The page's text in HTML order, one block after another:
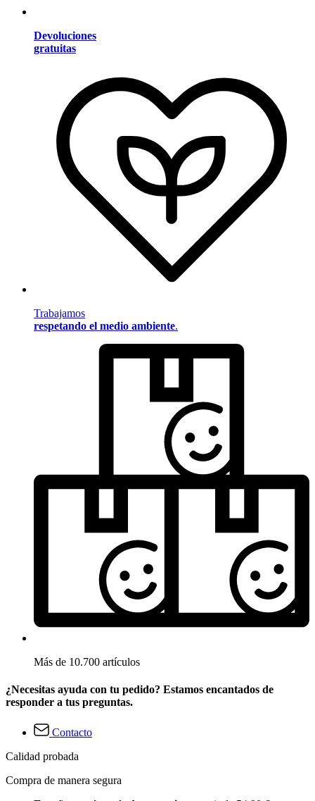
Devoluciones
gratuitas
Trabajamos
respetando el medio ambiente.
Más de 10.700 artículos
¿Necesitas ayuda con tu pedido? Estamos encantados de
responder a tus preguntas.
Contacto
Calidad probada
Compra de manera segura